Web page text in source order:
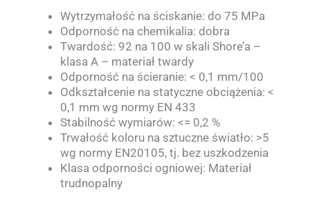
Wytrzymałość na ściskanie: do 75 MPa
Odporność na chemikalia: dobra
Twardość: 92 na 100 w skali Shore’a –
klasa A – materiał twardy
Odporność na ścieranie: < 0,1 mm/100
Odkształcenie na statyczne obciążenia: <
0,1 mm wg normy EN 433
Stabilność wymiarów: <= 0,2 %
Trwałość koloru na sztuczne światło: >5
wg normy EN20105, tj. bez uszkodzenia
Klasa odporności ogniowej: Materiał
trudnopalny